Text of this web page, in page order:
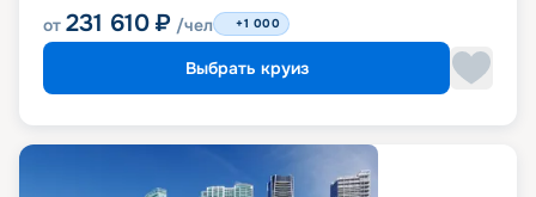
от 231 610 ₽ /чел +1 000
Выбрать круиз